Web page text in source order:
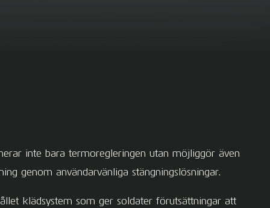
inte bara termoregleringen utan möjliggör även
genom användarvänliga stängningslösningar.
klädsystem som ger soldater förutsättningar att